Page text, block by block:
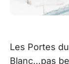
Les Portes
Blanc…pas